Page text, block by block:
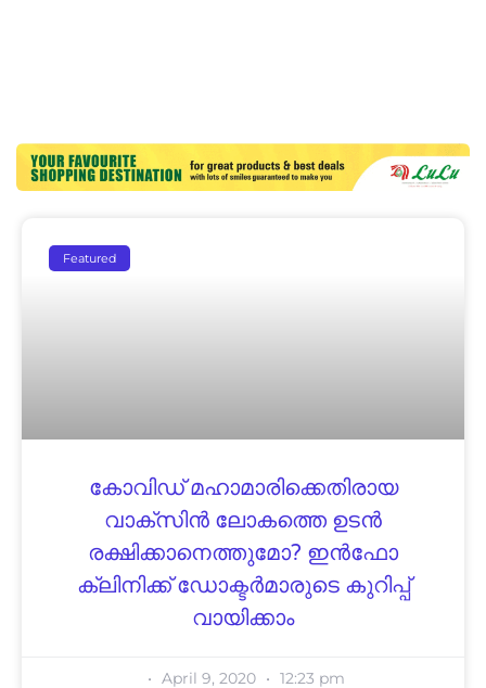
Featured
കോവിഡ് മഹാമാരിക്കെതിരായ
വാക്‌സിന്‍ ലോകത്തെ ഉടന്‍
രക്ഷിക്കാനെത്തുമോ? ഇന്‍ഫോ
ക്ലിനിക്ക് ഡോക്ടര്‍മാരുടെ കുറിപ്പ്
വായിക്കാം
April 9, 2020 12:23 pm